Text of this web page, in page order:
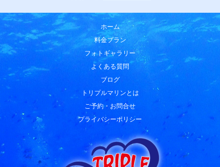
ホーム
料金プラン
フォトギャラリー
よくある質問
ブログ
トリプルマリンとは
ご予約・お問合せ
プライバシーポリシー